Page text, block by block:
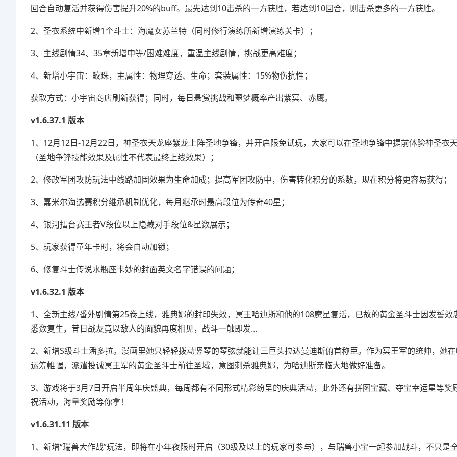
回合自动复活并获得伤害提升20%的buff。最先达到10击杀的一方获胜，若达到10回合，则击杀更多的一方获胜。
2、圣衣系统中新增1个斗士：海魔女苏兰特（同时修行演练所新增演练关卡）；
3、主线剧情34、35章新增中等/困难难度，重温主线剧情，挑战更高难度；
4、新增小宇宙：鲛珠，主属性：物理穿透、生命；套装属性：15%物伤抗性；
获取方式：小宇宙商店刷新获得；同时，每日悬赏挑战和噩梦概率产出紫冥、赤鹰。
v1.6.37.1 版本
1、12月12日-12月22日，神圣衣天龙座紫龙上阵圣地争锋，并开启限免试玩，大家可以在圣地争锋中提前体验神圣衣
（圣地争锋技能效果及属性不代表最终上线效果）；
2、修改军团攻防玩法中线路加固效果为生命加成；提高军团攻防中，伤害转化积分的系数，现在积分将更容易获得；
3、嘉米尔海选赛积分继承机制优化，每月继承时最高段位为传奇40星；
4、银河擂台赛王者V段位以上隐藏对手段位&星数展示；
5、玩家获得童年卡时，将会自动加锁；
6、修复斗士传说水瓶座卡妙的封面英文名字错误的问题；
v1.6.32.1 版本
1、全新主线/番外剧情第25卷上线，雅典娜的封印失效，冥王哈迪斯和他的108魔星复活，已故的黄金圣斗士因发誓效
悉数复生，昔日战友竟以敌人的面貌再度相见，战斗一触即发…
2、新增S级斗士潘多拉。漫画里她只轻轻拨动竖琴的琴弦就能让三巨头拉达曼迪斯俯首称臣。作为冥王军的统帅，她
运筹帷幄，派遣投诚冥王军的黄金圣斗士前往圣域，意图刺杀雅典娜，为哈迪斯亲临大地做好准备。
3、游戏将于3月7日开启半周年庆盛典，每周都有不同形式精彩纷呈的庆典活动，此外还有拼图宝藏、夺宝幸运星等奖
祝活动，海量奖励等你拿！
v1.6.31.11 版本
1、新增“瑞兽大作战”玩法，即将在小年夜限时开启（30级及以上的玩家可参与），与瑞兽小宝一起参加战斗，不只是